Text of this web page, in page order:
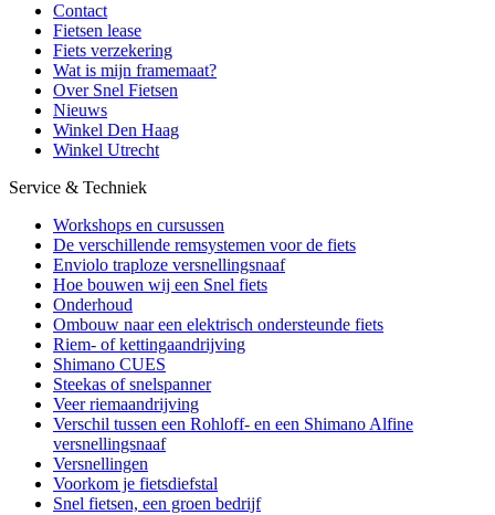
Contact
Fietsen lease
Fiets verzekering
Wat is mijn framemaat?
Over Snel Fietsen
Nieuws
Winkel Den Haag
Winkel Utrecht
Service & Techniek
Workshops en cursussen
De verschillende remsystemen voor de fiets
Enviolo traploze versnellingsnaaf
Hoe bouwen wij een Snel fiets
Onderhoud
Ombouw naar een elektrisch ondersteunde fiets
Riem- of kettingaandrijving
Shimano CUES
Steekas of snelspanner
Veer riemaandrijving
Verschil tussen een Rohloff- en een Shimano Alfine
versnellingsnaaf
Versnellingen
Voorkom je fietsdiefstal
Snel fietsen, een groen bedrijf